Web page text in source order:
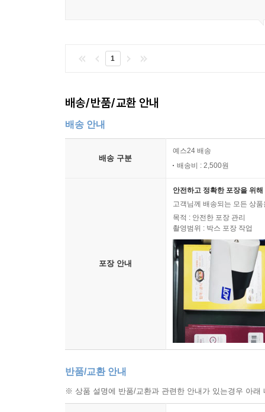
1
배송/반품/교환 안내
배송 안내
배송 구분
예스24 배송
배송비 : 2,500원
포장 안내
안전하고 정확한 포장을 위
고객님께 배송되는 모든 상
목적 : 안전한 포장 관리
촬영범위 : 박스 포장 작업
반품/교환 안내
※ 상품 설명에 반품/교환과 관련한 안내가 있는경우 아